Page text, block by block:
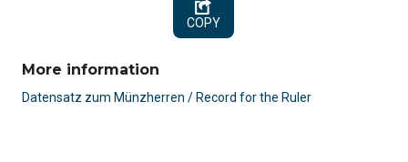
COPY
More information
Datensatz zum Münzherren / Record for the Ruler